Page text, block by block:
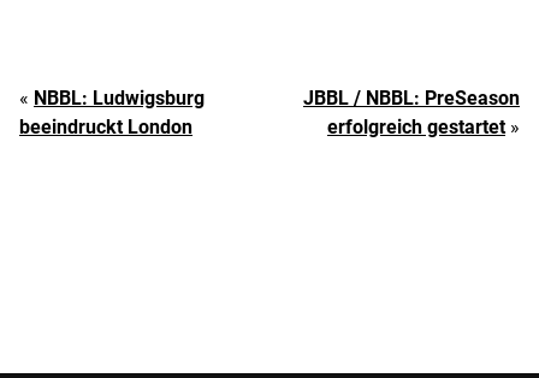
« NBBL: Ludwigsburg
beeindruckt London
JBBL / NBBL: PreSeason
erfolgreich gestartet»